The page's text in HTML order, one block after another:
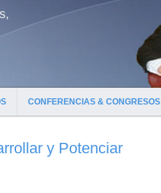
CONFERENCIAS & CONGRESOS
y Potenciar